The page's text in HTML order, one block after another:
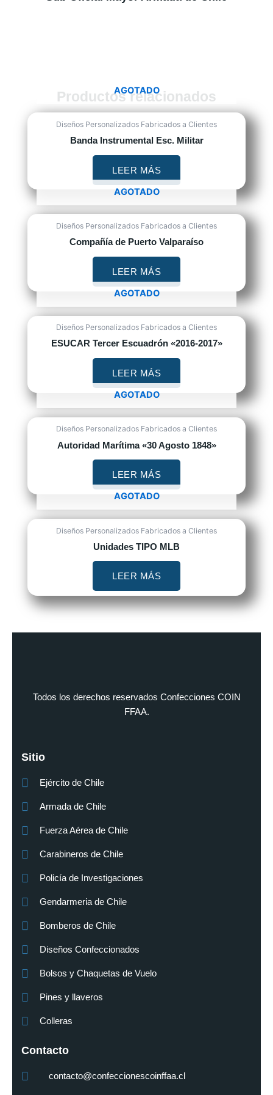
Productos relacionados
AGOTADO
Diseños Personalizados Fabricados a Clientes
Banda Instrumental Esc. Militar
LEER MÁS
AGOTADO
Diseños Personalizados Fabricados a Clientes
Compañía de Puerto Valparaíso
LEER MÁS
AGOTADO
Diseños Personalizados Fabricados a Clientes
ESUCAR Tercer Escuadrón «2016-2017»
LEER MÁS
AGOTADO
Diseños Personalizados Fabricados a Clientes
Autoridad Marítima «30 Agosto 1848»
LEER MÁS
AGOTADO
Diseños Personalizados Fabricados a Clientes
Unidades TIPO MLB
LEER MÁS
Todos los derechos reservados Confecciones COIN
FFAA.
Sitio
Ejército de Chile
Armada de Chile
Fuerza Aérea de Chile
Carabineros de Chile
Policía de Investigaciones
Gendarmeria de Chile
Bomberos de Chile
Diseños Confeccionados
Bolsos y Chaquetas de Vuelo
Pines y llaveros
Colleras
Contacto
contacto@confeccionescoinffaa.cl